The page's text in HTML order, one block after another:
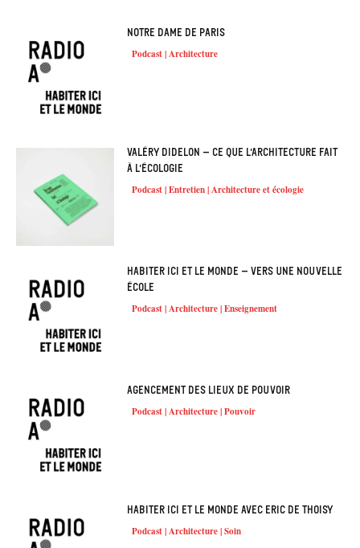
Notre Dame de Paris
Podcast | Architecture
Valéry Didelon – Ce que l’architecture fait
à l’écologie ⁠
Podcast | Entretien | Architecture et écologie
Habiter ici et le monde – Vers une nouvelle
école
Podcast | Architecture | Enseignement
Agencement des lieux de pouvoir
Podcast | Architecture | Pouvoir
Habiter ici et le monde avec Eric de Thoisy
Podcast | Architecture | Soin